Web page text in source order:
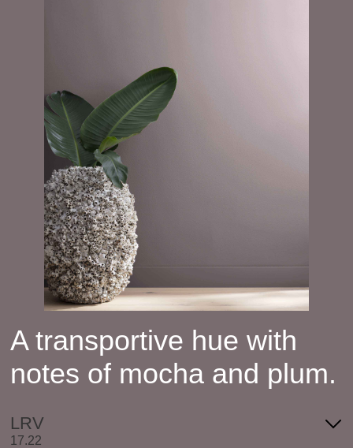
A transportive hue with
notes of mocha and plum.
LRV
17.22